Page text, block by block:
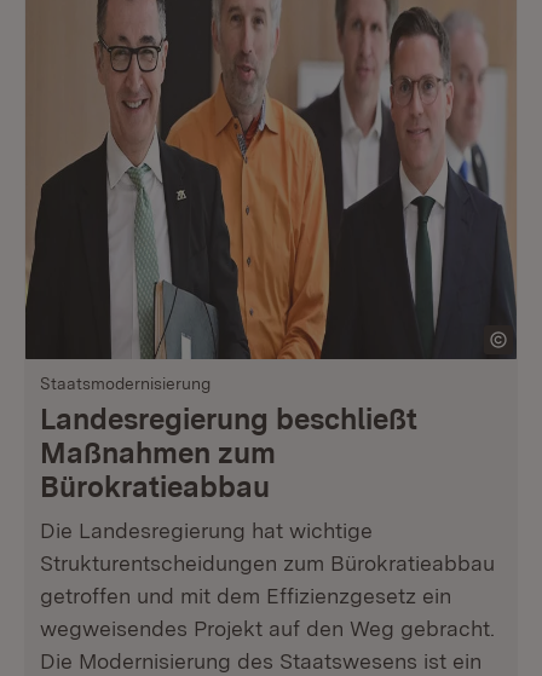
Staatsmodernisierung
Landesregierung beschließt
Maßnahmen zum
Bürokratieabbau
Die Landesregierung hat wichtige
Strukturentscheidungen zum Bürokratieabbau
getroffen und mit dem Effizienzgesetz ein
wegweisendes Projekt auf den Weg gebracht.
Die Modernisierung des Staatswesens ist ein